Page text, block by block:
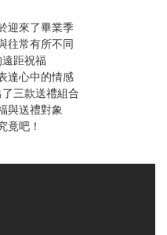
迎來了畢業季
往常有所不同
距祝福
達心中的情感
三款送禮組合
與送禮對象
竟吧！